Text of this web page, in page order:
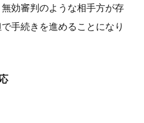
効審判のような相手方が存
手続きを進めることになり